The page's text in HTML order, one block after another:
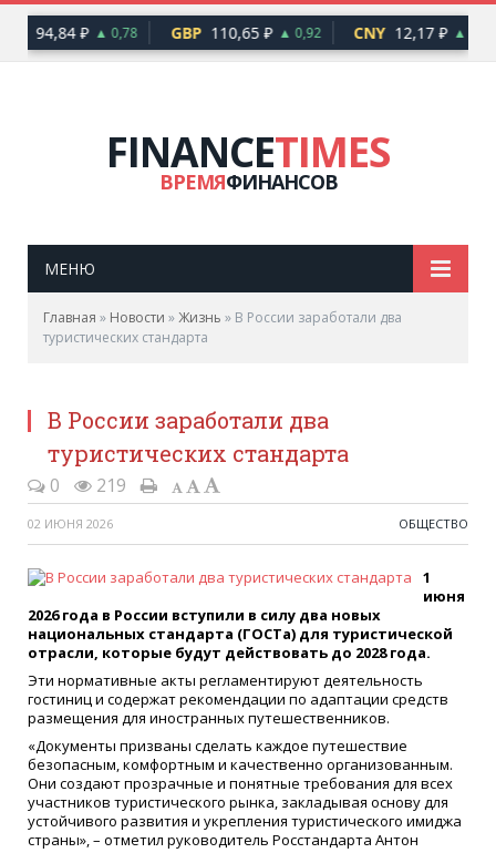
94,84 ₽ ▲ 0,78 GBP 110,65 ₽ ▲ 0,92 CNY 12,17 ₽ ▲ 0,10
FINANCETIMES
ВРЕМЯФИНАНСОВ
МЕНЮ
Главная » Новости »Жизнь » В России заработали два
туристических стандарта
В России заработали два
туристических стандарта
0 219
02 ИЮНЯ 2026 ОБЩЕСТВО
1
июня
2026 года в России вступили в силу два новых
национальных стандарта (ГОСТа) для туристической
отрасли, которые будут действовать до 2028 года.
Эти нормативные акты регламентируют деятельность
гостиниц и содержат рекомендации по адаптации средств
размещения для иностранных путешественников.
«Документы призваны сделать каждое путешествие
безопасным, комфортным и качественно организованным.
Они создают прозрачные и понятные требования для всех
участников туристического рынка, закладывая основу для
устойчивого развития и укрепления туристического имиджа
страны», – отметил руководитель Росстандарта Антон